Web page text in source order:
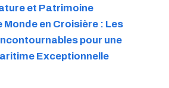
et Patrimoine
Monde en Croisière : Les
pour une
Exceptionnelle